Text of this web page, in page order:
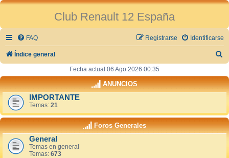
Club Renault 12 España
FAQ Identificarse
Registrarse
Índice general
c
Fecha actual 06 Ago 2026 00:35
ANUNCIOS
IMPORTANTE
Temas: 21
Foros Generales
General
Temas en general
Temas: 673